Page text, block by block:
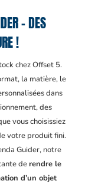
– DES
!
chez Offset 5.
la matière, le
dans
des
vous choisissiez
votre produit fini.
Guider, notre
derendre le
d’un objet